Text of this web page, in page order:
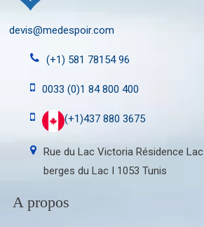
devis@medespoir.com
(+1) 581 78154 96
0033 (0)1 84 800 400
(+1)437 880 3675
Rue du Lac Victoria Résidence
berges du Lac I 1053 Tunis
A propos